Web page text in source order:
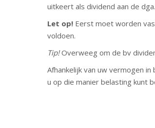
uitkeert als dividend aan de dga.
Let op! Eerst moet worden
voldoen.
Tip!Overweeg om de bv
Afhankelijk van uw vermogen
u op die manier belasting kunt